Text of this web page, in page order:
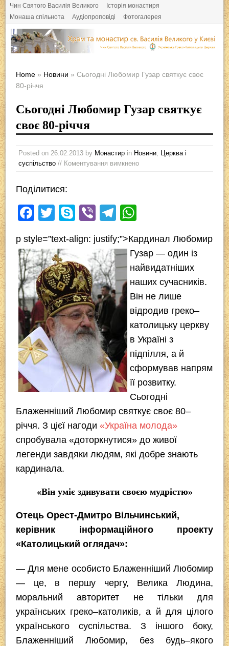
Чин Святого Василія Великого
Історія монастиря
Монаша спільнота
Аудіопроповіді Фотогалерея
Home » Новини » Сьогодні Любомир Гузар святкує своє
80-річчя
Сьогодні Любомир Гузар святкує
своє 80-річчя
Posted on 26.02.2013 by Монастир in Новини Церква і
суспільство // Коментування вимкнено
Поділитися:
F
c
e
b
o
o
k
T
tt
er
S
p
e
Vi
er
T
e
gr
a
m
at
s
A
p
p
p style=”text-align: justify;”>Кардинал Любомир
Гузар — один із
найвидатніших
наших сучасників.
Він не лише
відродив греко–
католицьку церкву
в Україні з
підпілля, а й
сформував напрям
її розвитку.
Сьогодні
Блаженніший Любомир святкує своє 80–
річчя. З цієї нагоди«Україна молода»
спробувала «доторкнутися» до живої
легенди завдяки людям, які добре знають
кардинала.
«Він уміє здивувати своєю мудрістю»
Отець Орест-Дмитро Вільчинський,
керівник інформаційного проекту
«Католицький оглядач»:
— Для мене особисто Блаженніший Любомир
— це, в першу чергу, Велика Людина,
моральний авторитет не тільки для
українських греко–католиків, а й для цілого
українського суспільства. З іншого боку,
Блаженніший Любомир, без будь–якого